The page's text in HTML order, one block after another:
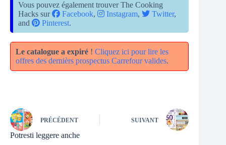
Vous pouvez également trouver The Cooking
Hacks sur
Facebook, Instagram, Twitter,
and
Pinterest.
Le catalogue a expiré ! Cliquez ici pour lire les
offres des dernièrs prospectus Carrefour valides.
PRÉCÉDENT SUIVANT
Potresti leggere anche